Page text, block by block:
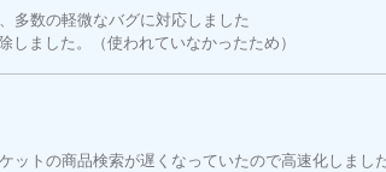
多数の軽微なバグに対応しました
しました。（使われていなかったため）
ットの商品検索が遅くなっていたので高速化しま